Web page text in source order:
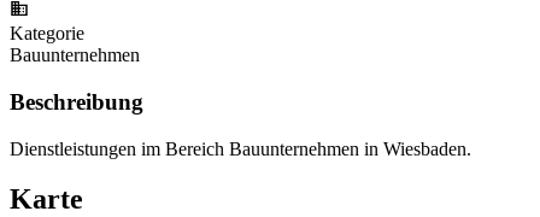
Kategorie
Bauunternehmen
Beschreibung
Dienstleistungen im Bereich Bauunternehmen in Wiesbaden.
Karte